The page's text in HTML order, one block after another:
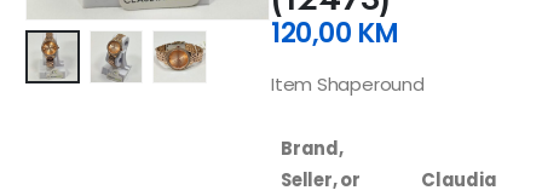
120,00 KM
Item Shaperound
Brand,
Seller, or
Claudia